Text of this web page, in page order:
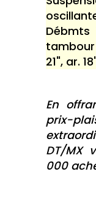
Débmts
21", ar.
En
prix-
DT/MX
000